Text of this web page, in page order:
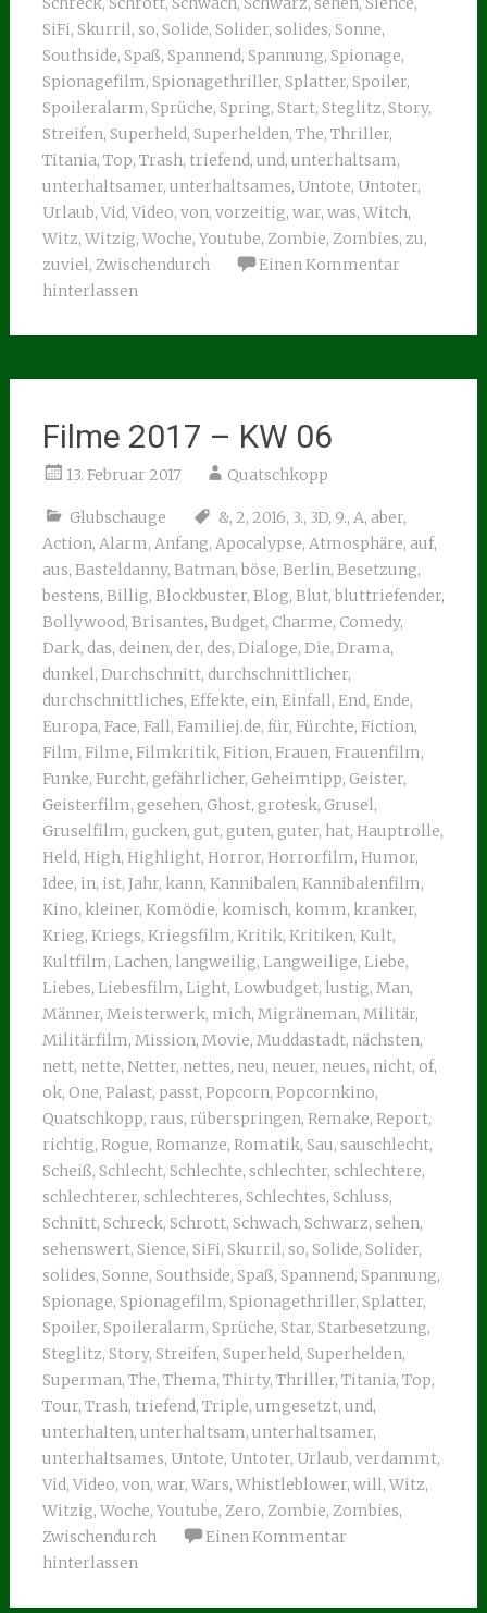
SiFi, Skurril, so, Solide, Solider, solides, Sonne,
Southside, Spaß, Spannend, Spannung, Spionage,
Spionagefilm, Spionagethriller, Splatter, Spoiler,
Spoileralarm, Sprüche, Spring, Start, Steglitz, Story,
Streifen, Superheld, Superhelden, The, Thriller,
Titania, Top, Trash, triefend, und, unterhaltsam,
unterhaltsamer, unterhaltsames, Untote, Untoter,
Urlaub, Vid, Video, von, vorzeitig, war, was, Witch,
Witz, Witzig, Woche, Youtube, Zombie, Zombies, zu,
zuviel, Zwischendurch
Einen Kommentar
hinterlassen
Filme 2017 – KW 06
13. Februar 2017 Quatschkopp
Glubschauge &, 2, 2016, 3., 3D, 9., A, aber,
Action, Alarm, Anfang, Apocalypse, Atmosphäre, auf,
aus, Basteldanny, Batman, böse, Berlin, Besetzung,
bestens, Billig, Blockbuster, Blog, Blut, bluttriefender,
Bollywood, Brisantes, Budget, Charme, Comedy,
Dark, das, deinen, der, des, Dialoge, Die, Drama,
dunkel, Durchschnitt, durchschnittlicher,
durchschnittliches, Effekte, ein, Einfall, End, Ende,
Europa, Face, Fall, Familiej.de, für, Fürchte, Fiction,
Film, Filme, Filmkritik, Fition, Frauen, Frauenfilm,
Funke, Furcht, gefährlicher, Geheimtipp, Geister,
Geisterfilm, gesehen, Ghost, grotesk, Grusel,
Gruselfilm, gucken, gut, guten, guter, hat, Hauptrolle,
Held, High, Highlight, Horror, Horrorfilm, Humor,
Idee, in, ist, Jahr, kann, Kannibalen, Kannibalenfilm,
Kino, kleiner, Komödie, komisch, komm, kranker,
Krieg, Kriegs, Kriegsfilm, Kritik, Kritiken, Kult,
Kultfilm, Lachen, langweilig, Langweilige, Liebe,
Liebes, Liebesfilm, Light, Lowbudget, lustig, Man,
Männer, Meisterwerk, mich, Migräneman, Militär,
Militärfilm, Mission, Movie, Muddastadt, nächsten,
nett, nette, Netter, nettes, neu, neuer, neues, nicht, of,
ok, One, Palast, passt, Popcorn, Popcornkino,
Quatschkopp, raus, rüberspringen, Remake, Report,
richtig, Rogue, Romanze, Romatik, Sau, sauschlecht,
Scheiß, Schlecht, Schlechte, schlechter, schlechtere,
schlechterer, schlechteres, Schlechtes, Schluss,
Schnitt, Schreck, Schrott, Schwach, Schwarz, sehen,
sehenswert, Sience, SiFi, Skurril, so, Solide, Solider,
solides, Sonne, Southside, Spaß, Spannend, Spannung,
Spionage, Spionagefilm, Spionagethriller, Splatter,
Spoiler, Spoileralarm, Sprüche, Star, Starbesetzung,
Steglitz, Story, Streifen, Superheld, Superhelden,
Superman, The, Thema, Thirty, Thriller, Titania, Top,
Tour, Trash, triefend, Triple, umgesetzt, und,
unterhalten, unterhaltsam, unterhaltsamer,
unterhaltsames, Untote, Untoter, Urlaub, verdammt,
Vid, Video, von, war, Wars, Whistleblower, will, Witz,
Witzig, Woche, Youtube, Zero, Zombie, Zombies,
Zwischendurch
Einen Kommentar
hinterlassen